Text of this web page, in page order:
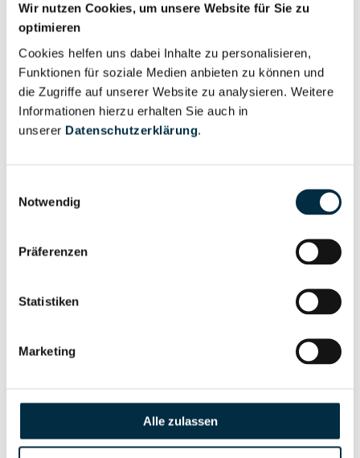
Wir nutzen Cookies, um unsere Website für Sie zu
optimieren
Cookies helfen uns dabei Inhalte zu personalisieren,
Funktionen für soziale Medien anbieten zu können und
die Zugriffe auf unserer Website zu analysieren. Weitere
Informationen hierzu erhalten Sie auch in
unserer Datenschutzerklärung.
Notwendig
Präferenzen
Statistiken
Marketing
Alle zulassen
Geschäftsführer (1)
Nutzer
Wirtschaftlich
Berechtigter
Vollständiges
Unternehmensprofil
Gesellschafterstruktur
Unternehmensprofil
anfragen